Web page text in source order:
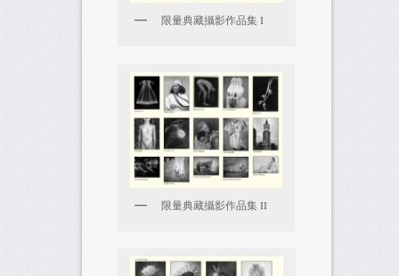
限量典藏攝影作品集 I
限量典藏攝影作品集 II